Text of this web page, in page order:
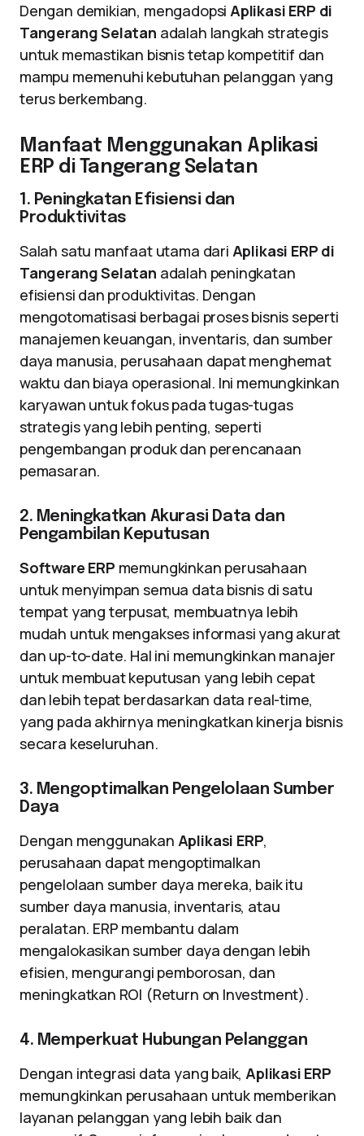
Dengan demikian, mengadopsi Aplikasi ERP di
Tangerang Selatan adalah langkah strategis
untuk memastikan bisnis tetap kompetitif dan
mampu memenuhi kebutuhan pelanggan yang
terus berkembang.
Manfaat Menggunakan Aplikasi
ERP di Tangerang Selatan
1. Peningkatan Efisiensi dan
Produktivitas
Salah satu manfaat utama dari Aplikasi ERP di
Tangerang Selatan adalah peningkatan
efisiensi dan produktivitas. Dengan
mengotomatisasi berbagai proses bisnis seperti
manajemen keuangan, inventaris, dan sumber
daya manusia, perusahaan dapat menghemat
waktu dan biaya operasional. Ini memungkinkan
karyawan untuk fokus pada tugas-tugas
strategis yang lebih penting, seperti
pengembangan produk dan perencanaan
pemasaran.
2. Meningkatkan Akurasi Data dan
Pengambilan Keputusan
Software ERP memungkinkan perusahaan
untuk menyimpan semua data bisnis di satu
tempat yang terpusat, membuatnya lebih
mudah untuk mengakses informasi yang akurat
dan up-to-date. Hal ini memungkinkan manajer
untuk membuat keputusan yang lebih cepat
dan lebih tepat berdasarkan data real-time,
yang pada akhirnya meningkatkan kinerja bisnis
secara keseluruhan.
3. Mengoptimalkan Pengelolaan Sumber
Daya
Dengan menggunakan Aplikasi ERP,
perusahaan dapat mengoptimalkan
pengelolaan sumber daya mereka, baik itu
sumber daya manusia, inventaris, atau
peralatan. ERP membantu dalam
mengalokasikan sumber daya dengan lebih
efisien, mengurangi pemborosan, dan
meningkatkan ROI (Return on Investment).
4. Memperkuat Hubungan Pelanggan
Dengan integrasi data yang baik,Aplikasi ERP
memungkinkan perusahaan untuk memberikan
layanan pelanggan yang lebih baik dan